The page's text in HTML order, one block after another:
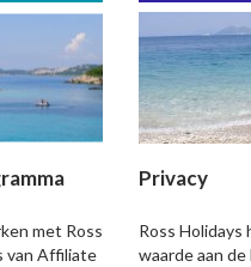
met Ross
van Affiliate
Privacy
Ross Holidays
waarde aan